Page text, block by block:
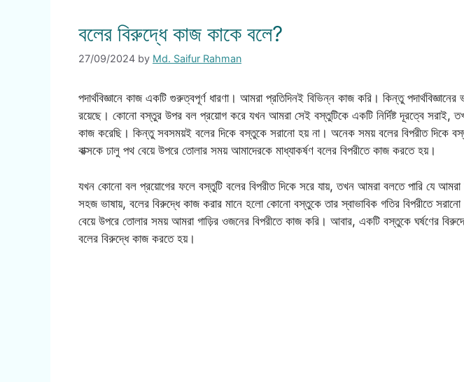
বলের বিরুদ্ধে কাজ কাকে বলে?
27/09/2024 by Md. Saifur Rahman
পদার্থবিজ্ঞানে কাজ একটি গুরুত্বপূর্ণ ধারণা। আমরা প্রতিদিনই বিভিন্ন কাজ করি। কিন্তু পদার্থবিজ্ঞানের
রয়েছে। কোনো বস্তুর উপর বল প্রয়োগ করে যখন আমরা সেই বস্তুটিকে একটি নির্দিষ্ট দূরত্বে সরাই,
কাজ করেছি। কিন্তু সবসময়ই বলের দিকে বস্তুকে সরানো হয় না। অনেক সময় বলের বিপরীত দিকে
বাক্সকে ঢালু পথ বেয়ে উপরে তোলার সময় আমাদেরকে মাধ্যাকর্ষণ বলের বিপরীতে কাজ করতে হয়।
যখন কোনো বল প্রয়োগের ফলে বস্তুটি বলের বিপরীত দিকে সরে যায়, তখন আমরা বলতে পারি যে
সহজ ভাষায়, বলের বিরুদ্ধে কাজ করার মানে হলো কোনো বস্তুকে তার স্বাভাবিক গতির বিপরীতে
বেয়ে উপরে তোলার সময় আমরা গাড়ির ওজনের বিপরীতে কাজ করি। আবার, একটি বস্তুকে ঘর্ষণের
বলের বিরুদ্ধে কাজ করতে হয়।